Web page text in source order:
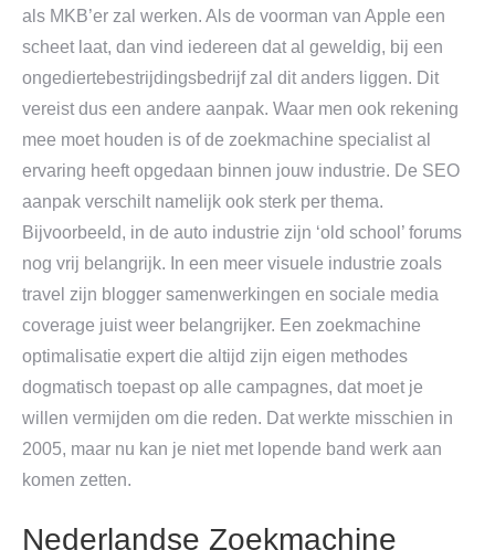
als MKB’er zal werken. Als de voorman van Apple een
scheet laat, dan vind iedereen dat al geweldig, bij een
ongediertebestrijdingsbedrijf zal dit anders liggen. Dit
vereist dus een andere aanpak. Waar men ook rekening
mee moet houden is of de zoekmachine specialist al
ervaring heeft opgedaan binnen jouw industrie. De SEO
aanpak verschilt namelijk ook sterk per thema.
Bijvoorbeeld, in de auto industrie zijn ‘old school’ forums
nog vrij belangrijk. In een meer visuele industrie zoals
travel zijn blogger samenwerkingen en sociale media
coverage juist weer belangrijker. Een zoekmachine
optimalisatie expert die altijd zijn eigen methodes
dogmatisch toepast op alle campagnes, dat moet je
willen vermijden om die reden. Dat werkte misschien in
2005, maar nu kan je niet met lopende band werk aan
komen zetten.
Nederlandse Zoekmachine